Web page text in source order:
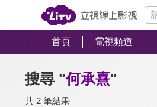
首頁 電視頻道
搜尋 "何承熹"
共 2 筆結果